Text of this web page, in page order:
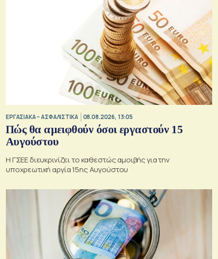
ΕΡΓΑΣΙΑΚΑ – ΑΣΦΑΛΙΣΤΙΚΑ 08.08.2026, 13:05
Πώς θα αμειφθούν όσοι εργαστούν 15
Αυγούστου
Η ΓΣΕΕ διευκρινίζει το καθεστώς αμοιβής για την
υποχρεωτική αργία 15ης Αυγούστου